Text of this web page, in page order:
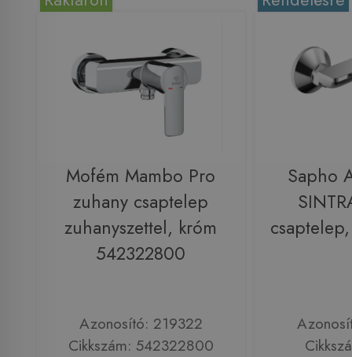
Mofém Mambo Pro
zuhany csaptelep
zuhanyszettel, króm
542322800
Azonosító: 219322
Cikkszám: 542322800
Sapho